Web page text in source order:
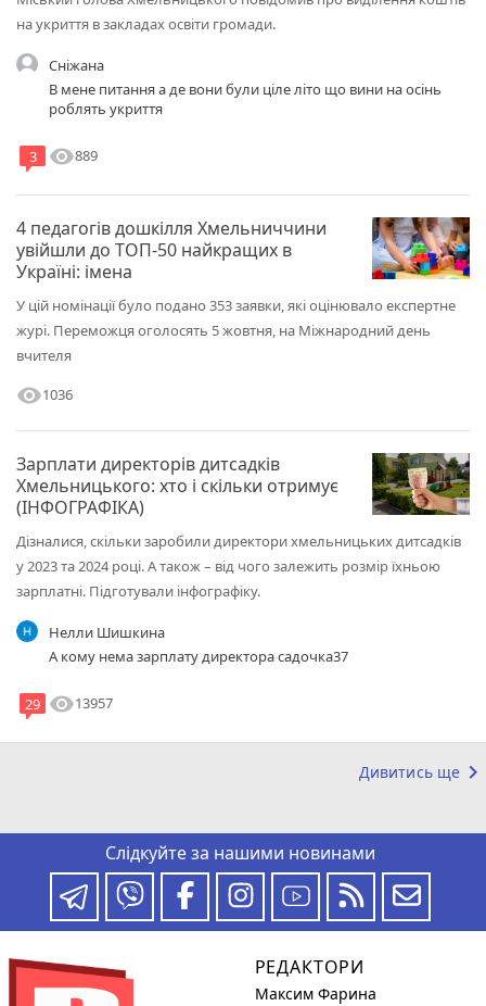
на укриття в закладах освіти громади.
Сніжана
В мене питання а де вони були ціле літо що вини на осінь
роблять укриття
3 visibility889
4 педагогів дошкілля Хмельниччини
увійшли до ТОП-50 найкращих в
Україні: імена
У цій номінації було подано 353 заявки, які оцінювало експертне
журі. Переможця оголосять 5 жовтня, на Міжнародний день
вчителя
visibility1036
Зарплати директорів дитсадків
Хмельницького: хто і скільки отримує
(ІНФОГРАФІКА)
Дізналися, скільки заробили директори хмельницьких дитсадків
у 2023 та 2024 році. А також – від чого залежить розмір їхньою
зарплатні. Підготували інфографіку.
Нелли Шишкина
А кому нема зарплату директора садочка37
29 visibility13957
Дивитись ще keyboard_arrow_right
Слідкуйте за нашими новинами
РЕДАКТОРИ
Максим Фарина